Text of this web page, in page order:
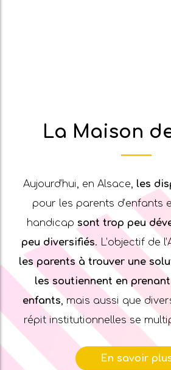
La Maison
Aujourd’hui, en Alsace, les
pour les parents d’enfants
handicap sont trop peu
peu diversifiés. L’objectif de
les parents à trouver une
les soutiennent en
enfants, mais aussi que
répit institutionnelles se
En savoir